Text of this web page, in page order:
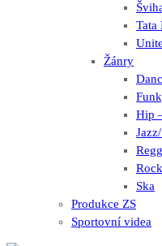
Tata
Žánry
Hip
Rock
Ska
Produkce ZS
Sportovní videa